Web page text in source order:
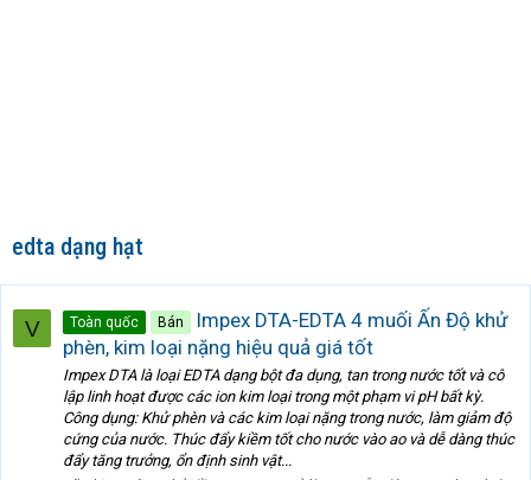
edta dạng hạt
V Toàn quốc Bán
Impex DTA-EDTA 4 muối Ấn Độ khử
phèn, kim loại nặng hiệu quả giá tốt
Impex DTA là loại EDTA dạng bột đa dụng, tan trong nước tốt và cô
lập linh hoạt được các ion kim loại trong một phạm vi pH bất kỳ.
Công dụng: Khử phèn và các kim loại nặng trong nước, làm giảm độ
cứng của nước. Thúc đẩy kiềm tốt cho nước vào ao và dễ dàng thúc
đẩy tăng trưởng, ổn định sinh vật...